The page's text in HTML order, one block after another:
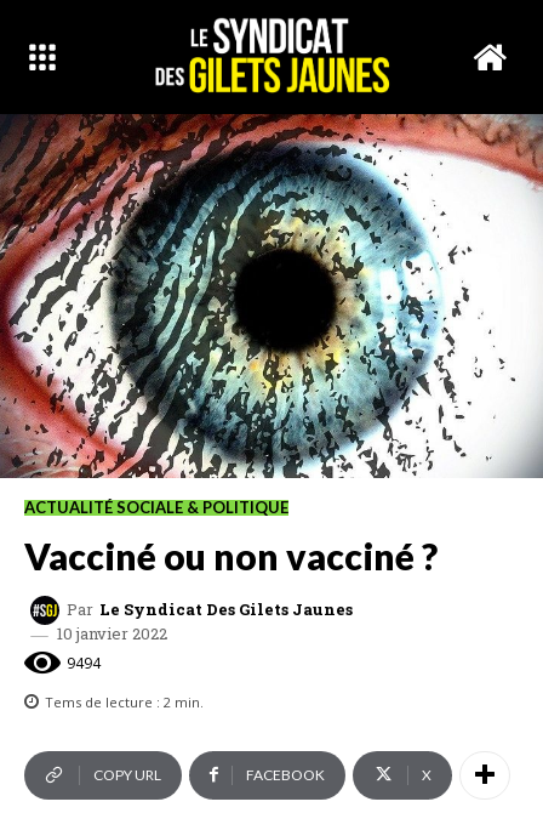
ACTUALITÉ SOCIALE & POLITIQUE
Vacciné ou non vacciné ?
Par Le Syndicat Des Gilets Jaunes
10 janvier 2022
9494
Tems de lecture : 2 min.
COPY URL FACEBOOK X